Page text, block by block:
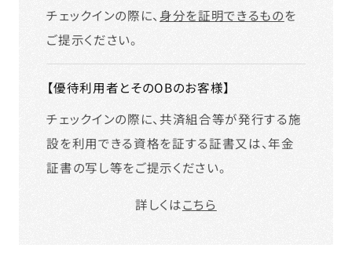
チェックインの際に、 身分を証明できるものを
ご提示ください。
【優待利用者とそのOBのお客様】
チェックインの際に、共済組合等が発行する施
設を利用できる資格を証する証書又は、年金
証書の写し等をご提示ください。
詳しくはこちら